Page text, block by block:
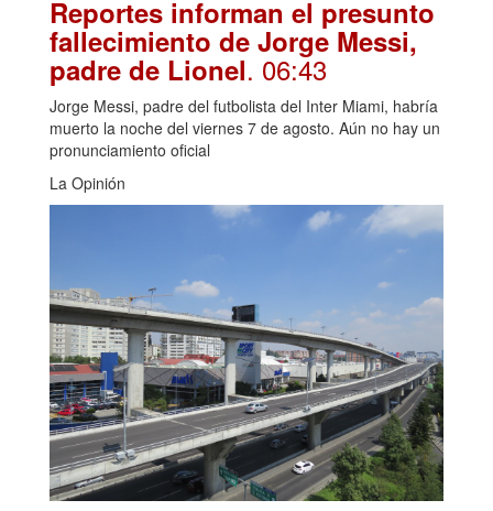
Reportes informan el presunto
fallecimiento de Jorge Messi,
padre de Lionel. 06:43
Jorge Messi, padre del futbolista del Inter Miami, habría
muerto la noche del viernes 7 de agosto. Aún no hay un
pronunciamiento oficial
La Opinión